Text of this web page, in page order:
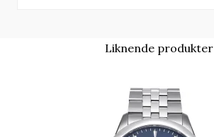
Liknende produkter